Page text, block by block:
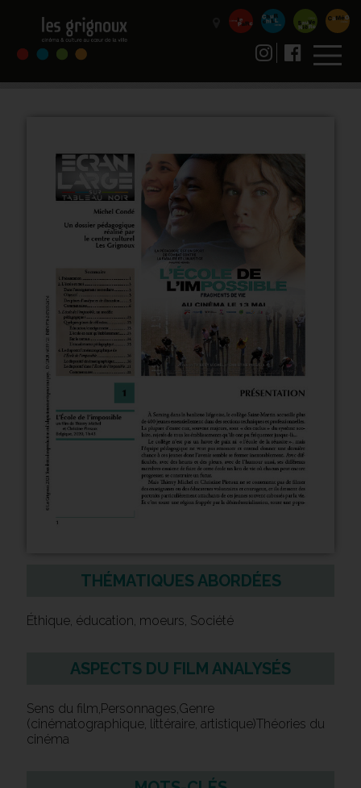
THÉMATIQUES ABORDÉES
Éthique, éducation, moeurs, Société
ASPECTS DU FILM ANALYSÉS
Sens du film,Personnages,Genre
(cinématographique, littéraire, artistique)Théories du
cinéma